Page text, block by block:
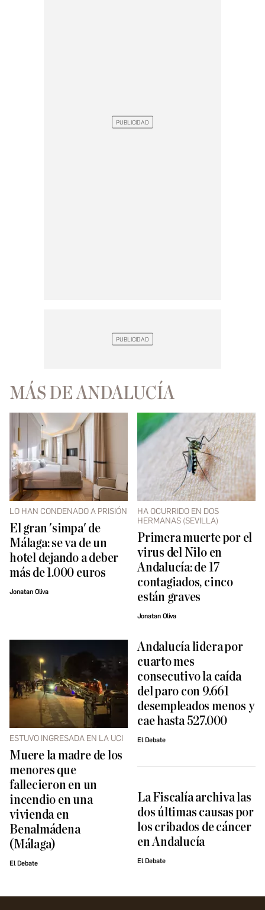
MÁS DE ANDALUCÍA
LO HAN CONDENADO A PRISIÓN
El gran 'simpa' de
Málaga: se va de un
hotel dejando a deber
más de 1.000 euros
Jonatan Oliva
HA OCURRIDO EN DOS
HERMANAS (SEVILLA)
Primera muerte por el
virus del Nilo en
Andalucía: de 17
contagiados, cinco
están graves
Jonatan Oliva
ESTUVO INGRESADA EN LA UCI
Muere la madre de los
menores que
fallecieron en un
incendio en una
vivienda en
Benalmádena
(Málaga)
El Debate
Andalucía lidera por
cuarto mes
consecutivo la caída
del paro con 9.661
desempleados menos y
cae hasta 527.000
El Debate
La Fiscalía archiva las
dos últimas causas por
los cribados de cáncer
en Andalucía
El Debate